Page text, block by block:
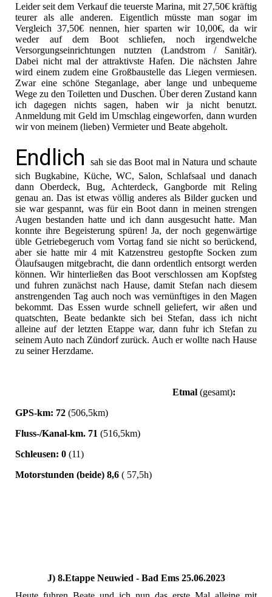
Leider seit dem Verkauf die teuerste Marina, mit 27,50€ kräftig
teurer als alle anderen. Eigentlich müsste man sogar im
Vergleich 37,50€ nennen, hier sparten wir 10,00€, da wir
weder auf dem Boot schliefen, noch irgendwelche
Versorgungseinrichtungen nutzten (Landstrom / Sanitär).
Dabei nicht mal der attraktivste Hafen. Die nächsten Jahre
wird einem zudem eine Großbaustelle das Liegen vermiesen.
Zwar eine schöne Steganlage, aber lange und unbequeme
Wege zu den Toiletten und Duschen. Über deren Zustand kann
ich dagegen nichts sagen, haben wir ja nicht benutzt.
Anmeldung mit Geld im Umschlag eingeworfen, dann wurden
wir von meinem (lieben) Vermieter und Beate abgeholt.
Endlichsah sie das Boot mal in Natura und schaute
sich Bugkabine, Küche, WC, Salon, Schlafsaal und danach
dann Oberdeck, Bug, Achterdeck, Gangborde mit Reling
genau an. Das ist etwas völlig anderes als Bilder gucken und
sie war gespannt, was für ein Boot dann in meinen strengen
Augen bestanden hatte und ich dann ausgesucht hatte. Man
konnte ihre Begeisterung spüren! Ja, der noch gegenwärtige
üble Getriebegeruch vom Vortag fand sie nicht so berückend,
aber sie hatte mir 4 mit Katzenstreu gestopfte Socken zum
Ölaufsaugen mitgebracht, die dann ordentlich entsorgt werden
können. Wir hinterließen das Boot verschlossen am Kopfsteg
und fuhren zunächst nach Hause, damit Stefan nach diesem
anstrengenden Tag auch noch was vernünftiges in den Magen
bekommt. Das Essen wurde schnell geliefert, wir aßen und
quatschten, Beate bedankte sich bei Stefan, dass ich nicht
alleine auf der letzten Etappe war, dann fuhr ich Stefan zu
seinem Auto nach Zündorf zurück. Auch er wollte nach Hause
zu seiner Herzdame.
Etmal(gesamt):
GPS-km: 72 (506,5km)
Fluss-/Kanal-km. 71 (516,5km)
Schleusen: 0 (11)
Motorstunden (beide) 8,6 ( 57,5h)
J) 8.Etappe Neuwied - Bad Ems 25.06.2023